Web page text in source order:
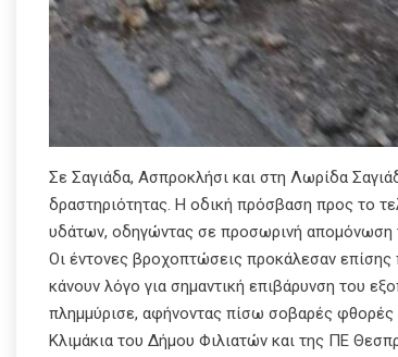
Σε Σαγιάδα, Ασπροκλήσι και στη Λωρίδα
δραστηριότητας. Η οδική πρόσβαση προς το
υδάτων, οδηγώντας σε προσωρινή απομόνωση
Οι έντονες βροχοπτώσεις προκάλεσαν επίσης
κάνουν λόγο για σημαντική επιβάρυνση του
πλημμύρισε, αφήνοντας πίσω σοβαρές φθορές
Κλιμάκια του Δήμου Φιλιατών και της ΠΕ